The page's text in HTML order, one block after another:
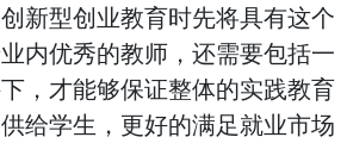
新型创业教育时先将具有这个
内优秀的教师，还需要包括一
，才能够保证整体的实践教育
给学生，更好的满足就业市场